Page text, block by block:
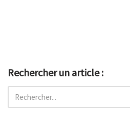
Rechercher un article :